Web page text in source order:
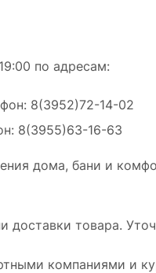
по адресам:
8(3952)72-14-02
8(3955)63-16-63
дома, бани и
товара.
компаниями и